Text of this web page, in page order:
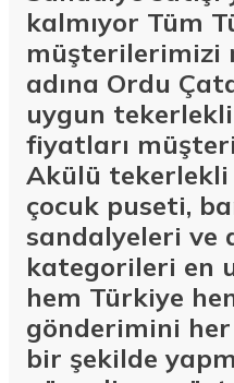
kalmıyor Tüm
müşterilerimizi
adına Ordu
uygun
fiyatları
Akülü tekerlekli
çocuk puseti,
sandalyeleri ve
kategorileri en
hem Türkiye
gönderimini
bir şekilde